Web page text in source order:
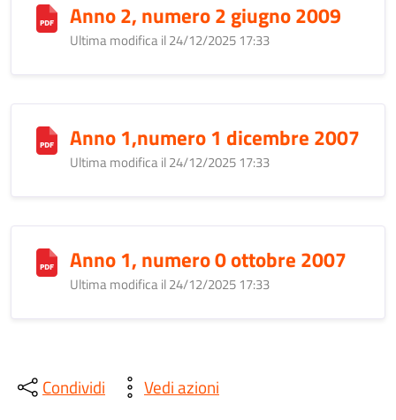
Anno 2, numero 2 giugno 2009
Ultima modifica il 24/12/2025 17:33
Anno 1,numero 1 dicembre 2007
Ultima modifica il 24/12/2025 17:33
Anno 1, numero 0 ottobre 2007
Ultima modifica il 24/12/2025 17:33
Condividi
Vedi azioni